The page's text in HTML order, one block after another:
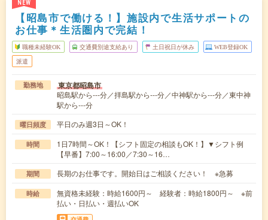
NEW
【昭島市で働ける！】施設内で生活サポートの
お仕事＊生活圏内で完結！
職種未経験OK 交通費別途支給あり 土日祝日が休み WEB登録OK
派遣
勤務地 東京都昭島市
昭島駅から---分／拝島駅から---分／中神駅から---分／東中神
駅から---分
曜日頻度 平日のみ週3日～OK！
時間
1日7時間～OK！【シフト固定の相談もOK！】▼シフト例
【早番】7:00～16:00／7:30～16…
期間 長期のお仕事です。開始日はご相談ください！ ※急募
時給
無資格未経験：時給1600円～ 経験者：時給1800円～ ※前
払い・日払い・週払いOK